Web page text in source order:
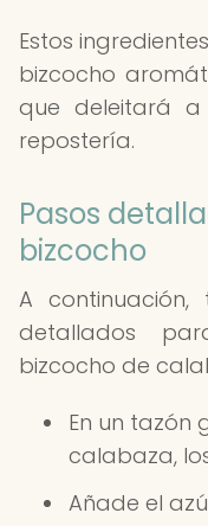
Estos
bizcocho
que deleitará
repostería.
Pasos
bizcocho
A
detallados
bizcocho de
En un tazón
calabaza,
Añade el